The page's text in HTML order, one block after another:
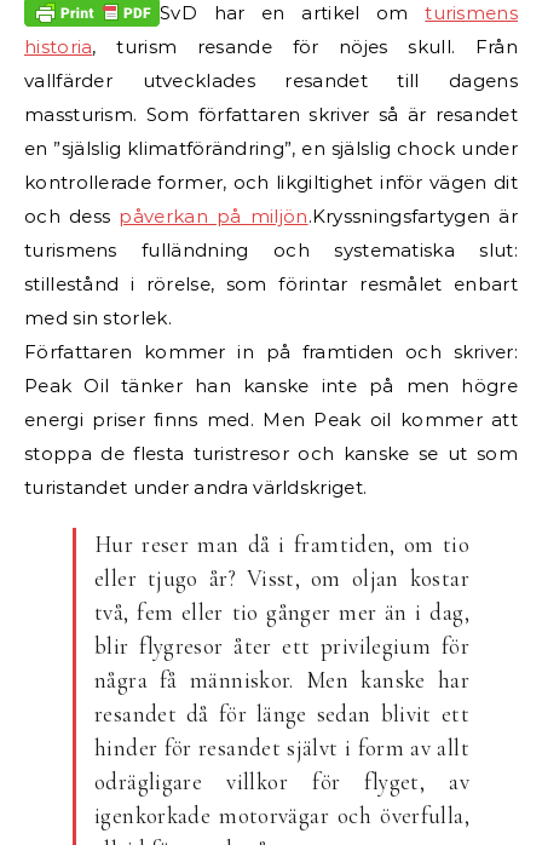
SvD har en artikel omturismens
historia, turism resande för nöjes skull. Från
vallfärder utvecklades resandet till dagens
massturism. Som författaren skriver så är resandet
en ”själslig klimatförändring”, en själslig chock under
kontrollerade former, och likgiltighet inför vägen dit
och dess påverkan på miljön.Kryssningsfartygen är
turismens fulländning och systematiska slut:
stillestånd i rörelse, som förintar resmålet enbart
med sin storlek.
Författaren kommer in på framtiden och skriver:
Peak Oil tänker han kanske inte på men högre
energi priser finns med. Men Peak oil kommer att
stoppa de flesta turistresor och kanske se ut som
turistandet under andra världskriget.
Hur reser man då i framtiden, om tio
eller tjugo år? Visst, om oljan kostar
två, fem eller tio gånger mer än i dag,
blir flygresor åter ett privilegium för
några få människor. Men kanske har
resandet då för länge sedan blivit ett
hinder för resandet självt i form av allt
odrägligare villkor för flyget, av
igenkorkade motorvägar och överfulla,